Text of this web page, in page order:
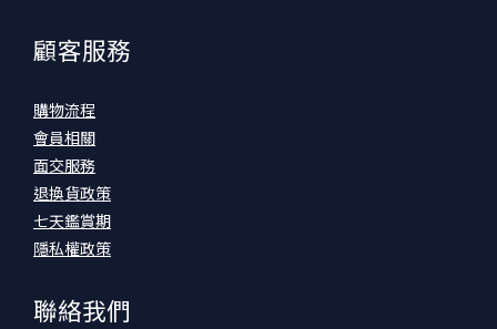
顧客服務
購物流程
會員相關
面交服務
退換貨政策
七天鑑賞期
隱私權政策
聯絡我們